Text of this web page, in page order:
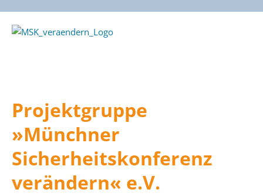
springen
Projektgruppe
»Münchner
Sicherheitskonferenz
verändern« e.V.